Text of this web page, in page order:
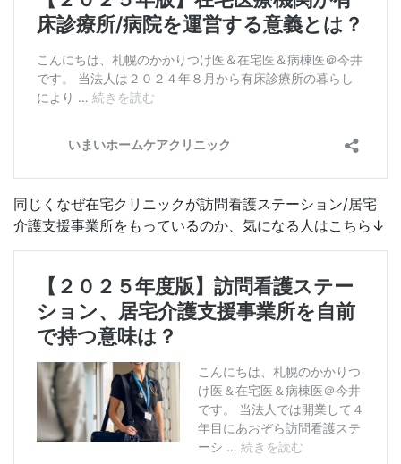
同じくなぜ在宅クリニックが訪問看護ステーション/居宅
介護支援事業所をもっているのか、気になる人はこちら↓